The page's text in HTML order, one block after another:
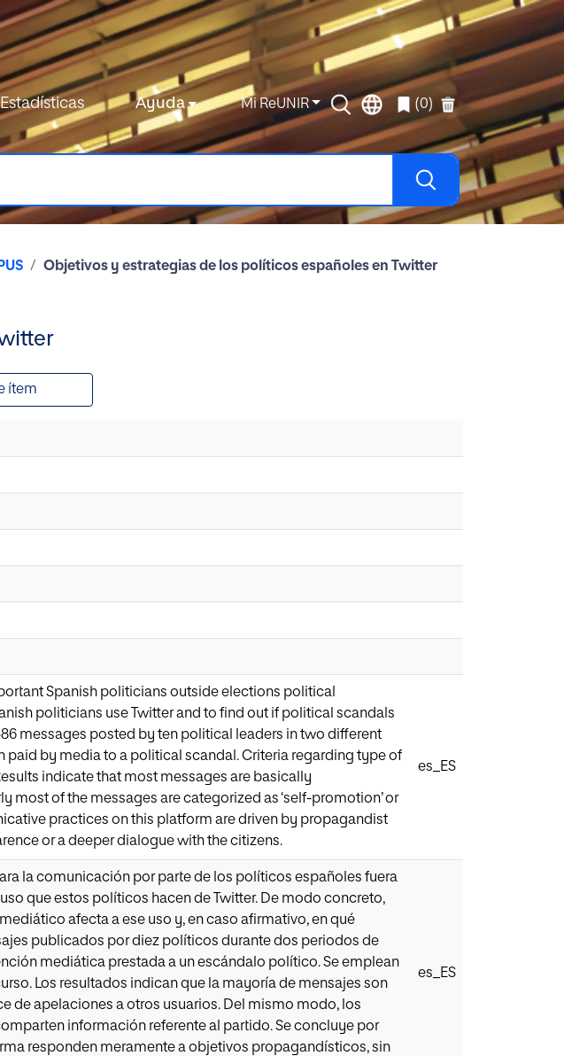
Estadísticas Ayuda Mi ReUNIR (0)
Objetivos y estrategias de los políticos españoles en Twitter
ítem
Spanish politicians outside elections political
politicians use Twitter and to find out if political scandals
messages posted by ten political leaders in two different
by media to a political scandal. Criteria regarding type of
indicate that most messages are basically
most of the messages are categorized as ‘self-promotion’ or
practices on this platform are driven by propagandist
or a deeper dialogue with the citizens.
es_ES
la comunicación por parte de los políticos españoles fuera
que estos políticos hacen de Twitter. De modo concreto,
afecta a ese uso y, en caso afirmativo, en qué
publicados por diez políticos durante dos periodos de
mediática prestada a un escándalo político. Se emplean
Los resultados indican que la mayoría de mensajes son
de apelaciones a otros usuarios. Del mismo modo, los
información referente al partido. Se concluye por
responden meramente a objetivos propagandísticos, sin
es_ES